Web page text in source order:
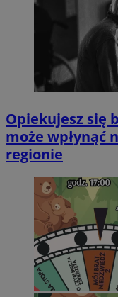
Opiekujesz się
może wpłynąć
regionie